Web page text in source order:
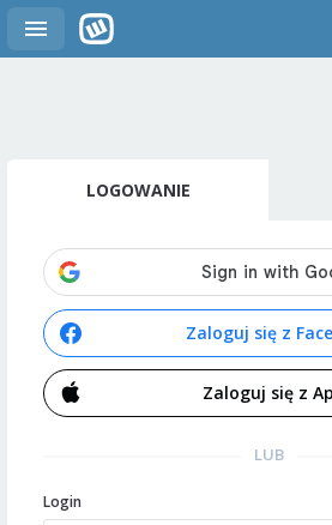
LOGOWANIE
Zaloguj się z
Zaloguj się z
LUB
Login